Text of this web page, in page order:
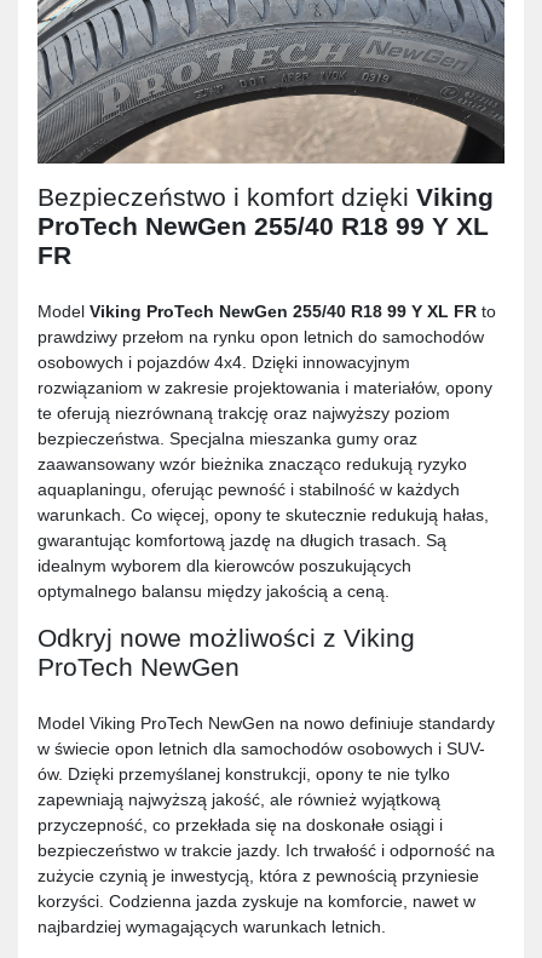
Bezpieczeństwo i komfort dzięki Viking
ProTech NewGen 255/40 R18 99 Y XL
FR
Model Viking ProTech NewGen 255/40 R18 99 Y XL FR to
prawdziwy przełom na rynku opon letnich do samochodów
osobowych i pojazdów 4x4. Dzięki innowacyjnym
rozwiązaniom w zakresie projektowania i materiałów, opony
te oferują niezrównaną trakcję oraz najwyższy poziom
bezpieczeństwa. Specjalna mieszanka gumy oraz
zaawansowany wzór bieżnika znacząco redukują ryzyko
aquaplaningu, oferując pewność i stabilność w każdych
warunkach. Co więcej, opony te skutecznie redukują hałas,
gwarantując komfortową jazdę na długich trasach. Są
idealnym wyborem dla kierowców poszukujących
optymalnego balansu między jakością a ceną.
Odkryj nowe możliwości z Viking
ProTech NewGen
Model Viking ProTech NewGen na nowo definiuje standardy
w świecie opon letnich dla samochodów osobowych i SUV-
ów. Dzięki przemyślanej konstrukcji, opony te nie tylko
zapewniają najwyższą jakość, ale również wyjątkową
przyczepność, co przekłada się na doskonałe osiągi i
bezpieczeństwo w trakcie jazdy. Ich trwałość i odporność na
zużycie czynią je inwestycją, która z pewnością przyniesie
korzyści. Codzienna jazda zyskuje na komforcie, nawet w
najbardziej wymagających warunkach letnich.